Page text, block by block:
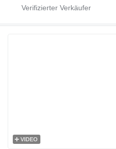
VIDEO